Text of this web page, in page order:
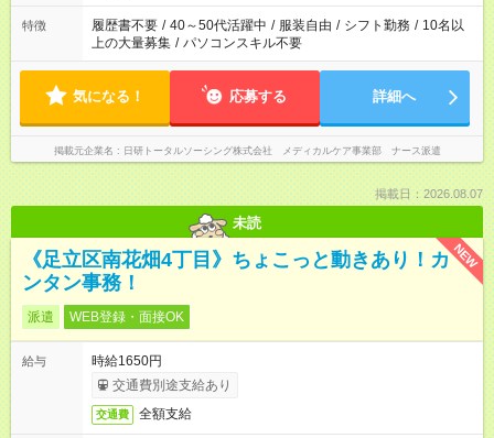
のお仕事の勤務時間。 合計で週40時間を超える場合は応募でき
ません
特徴 履歴書不要 / 40～50代活躍中 / 服装自由 / シフト勤務 / 10名以
上の大量募集 / パソコンスキル不要
気になる！ 応募する 詳細へ
掲載元企業名 日研トータルソーシング株式会社 メディカルケア事業部 ナース派遣
掲載日：2026.08.07
未読
NEW
《足立区南花畑4丁目》ちょこっと動きあり！カ
ンタン事務！
派遣 WEB登録・面接OK
給与
時給1650円
交通費別途支給あり
交通費 全額支給